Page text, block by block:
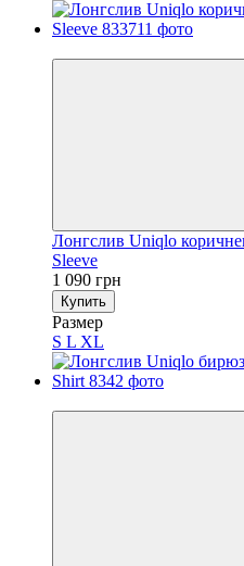
Лонгслив Uniqlo
Sleeve
1 090 грн
Купить
Размер
S L XL